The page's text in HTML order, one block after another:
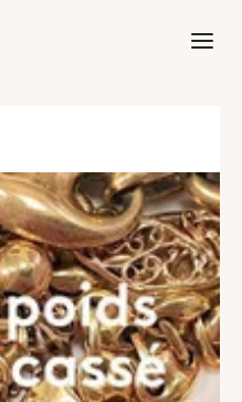
l'accueil de Crédit Municipal